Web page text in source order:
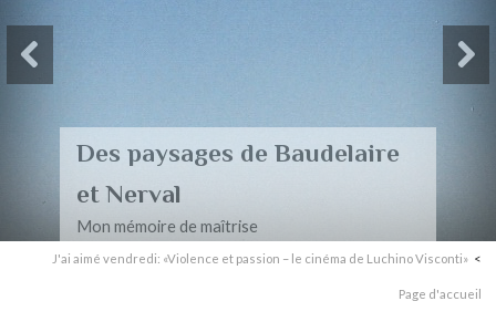
Des paysages de Baudelaire
et Nerval
Mon mémoire de maîtrise
J'ai aimé vendredi: «Violence et passion – le cinéma de Luchino Visconti»
Page d'accueil